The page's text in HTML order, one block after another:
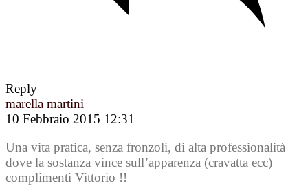
Reply
marella martini
10 Febbraio 2015 12:31
Una vita pratica, senza fronzoli, di alta professionalità
dove la sostanza vince sull’apparenza (cravatta ecc)
complimenti Vittorio !!